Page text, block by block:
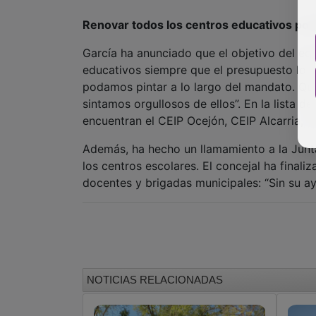
Renovar todos los centros educativos
García ha anunciado que el objetivo del
educativos siempre que el presupuesto lo
podamos pintar a lo largo del mandato.
sintamos orgullosos de ellos”. En la lista
encuentran el CEIP Ocejón, CEIP Alcarria, y
Además, ha hecho un llamamiento a la
los centros escolares. El concejal ha
docentes y brigadas municipales: “Sin su
NOTICIAS RELACIONADAS